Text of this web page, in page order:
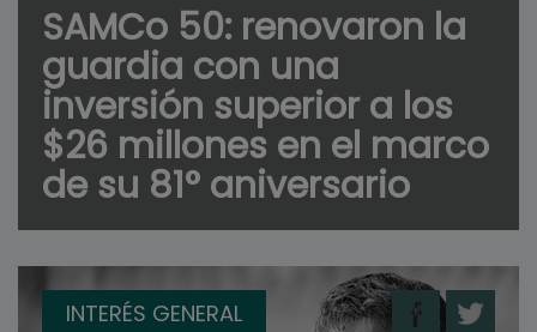
SAMCo 50: renovaron la
guardia con una
inversión superior a los
$26 millones en el marco
de su 81° aniversario
INTERÉS GENERAL